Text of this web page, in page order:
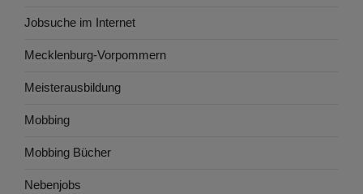
Jobsuche im Internet
Mecklenburg-Vorpommern
Meisterausbildung
Mobbing
Mobbing Bücher
Nebenjobs